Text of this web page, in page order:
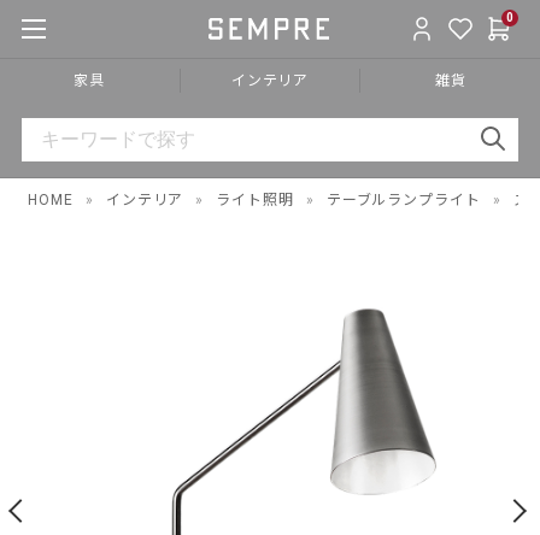
0
家具 インテリア 雑貨
HOME » インテリア » ライト照明 » テーブルランプライト » ス